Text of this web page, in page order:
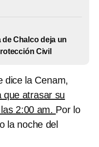
Chalco deja un
Civil
dice la Cenam,
que atrasar su
2:00 am. Por lo
la noche del